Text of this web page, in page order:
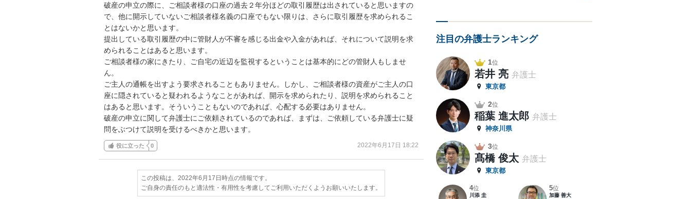
破産の申立の際に、ご相談者様の口座の過去２年分ほどの取引履歴は出されていると思いますの
で、他に開示していないご相談者様名義の口座でもない限りは、さらに取引履歴を求められるこ
とはないかと思います。
提出している取引履歴の中に管財人が不審を感じる出金や入金があれば、それについて説明を求
められることはあると思います。
ご相談者様の家にきたり、ご自宅の近辺を監視するということは基本的にどの管財人もしませ
ん。
ご主人の通帳を出すよう要求されることもありません。しかし、ご相談者様の資産がご主人の口
座に隠されていると疑われるようなことがあれば、開示を求められたり、説明を求められること
はあると思います。そういうこともないのであれば、心配する必要はありません。
破産の申立に関して弁護士にご依頼されているのであれば、まずは、ご依頼している弁護士に疑
問をぶつけて説明を受けるべきかと思います。
役に立った 0 2022年6月17日 18:22
この投稿は、2022年6月17日時点の情報です。
ご自身の責任のもと適法性・有用性を考慮してご利用いただくようお願いいたします。
注目の弁護士ランキング
1位
若井 亮 弁護士
東京都
2位
稲葉 進太郎 弁護士
神奈川県
3位
髙橋 俊太 弁護士
東京都
4位
川添 圭
5位
加藤 善大